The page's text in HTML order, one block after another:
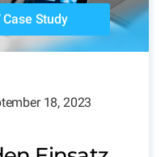
Case Study
18, 2023